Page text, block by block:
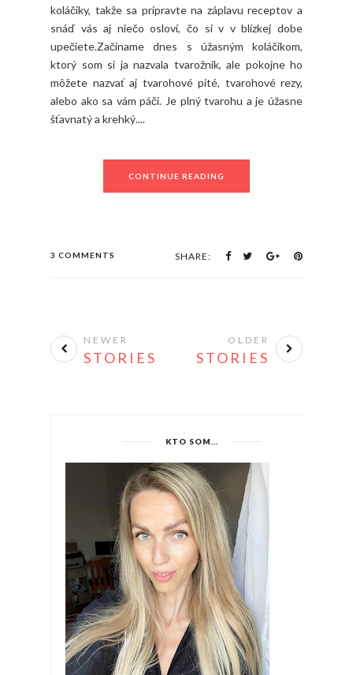
koláčiky, takže sa pripravte na záplavu receptov a
snáď vás aj niečo osloví, čo si v v blízkej dobe
upečiete.Začíname dnes s úžasným koláčikom,
ktorý som si ja nazvala tvarožník, ale pokojne ho
môžete nazvať aj tvarohové pité, tvarohové rezy,
alebo ako sa vám páči. Je plný tvarohu a je úžasne
šťavnatý a krehký....
CONTINUE READING
3 COMMENTS SHARE:
NEWER
STORIES
OLDER
STORIES
KTO SOM...